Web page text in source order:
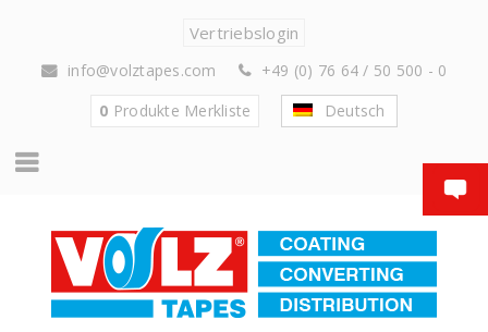
Vertriebslogin
info@volztapes.com
+49 (0) 76 64 / 50 500 - 0
0 Produkte Merkliste Deutsch